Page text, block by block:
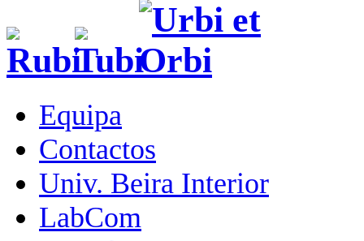
Equipa
Contactos
Univ. Beira Interior
LabCom